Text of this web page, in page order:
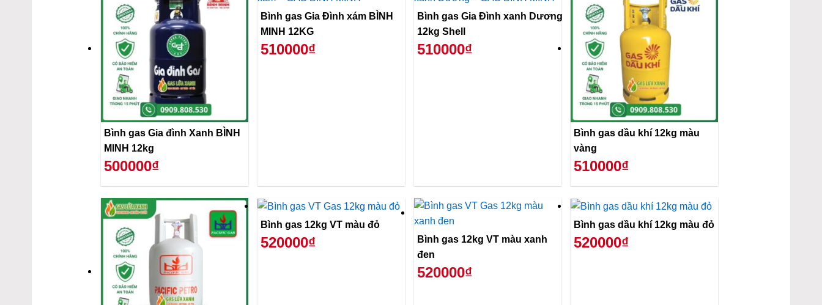
Bình gas Gia đình Xanh BÌNH
MINH 12kg
500000₫
Bình gas Gia Đình xám BÌNH
MINH 12KG
510000₫
Bình gas Gia Đình xanh Dương
12kg Shell
510000₫
Bình gas dầu khí 12kg màu
vàng
510000₫
Bình gas 12kg VT màu đỏ
520000₫
Bình gas 12kg VT màu xanh
đen
520000₫
Bình gas dầu khí 12kg màu đỏ
520000₫